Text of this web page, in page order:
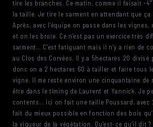
tire les branches. Ce matin, comme il faisait -4°
la taille. Je tire le sarment en attendant que ça
Après, avec l’équipe on passe dans les vignes,
et on les broie. Ce n’est pas un exercice très
sarment… C’est fatiguant mais il n’y a rien de
au Clos des Corvées. Il y a 5hectares 20 divisé
donc on a 2 hectares 60 à tailler et faire tous
vigne. Il me reste environ une cinquantaine de
être dans le timing de Laurent et Yannick. Je
contents… Ici on fait une taille Poussard, avec
fait du mieux possible en fonction des bois
la vigueur de la végétation. Qu’est-ce qu’il dit ?